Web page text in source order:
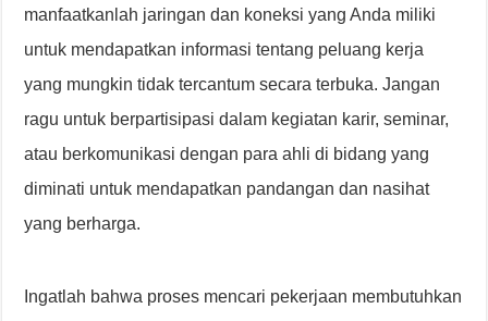
manfaatkanlah jaringan dan koneksi yang Anda miliki
untuk mendapatkan informasi tentang peluang kerja
yang mungkin tidak tercantum secara terbuka. Jangan
ragu untuk berpartisipasi dalam kegiatan karir, seminar,
atau berkomunikasi dengan para ahli di bidang yang
diminati untuk mendapatkan pandangan dan nasihat
yang berharga.
Ingatlah bahwa proses mencari pekerjaan membutuhkan